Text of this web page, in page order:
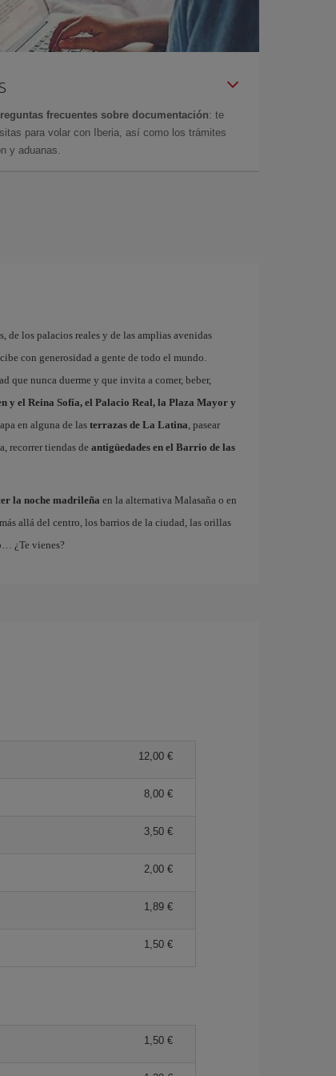
frecuentes sobre documentación: te
para volar con Iberia, así como los trámites
y aduanas.
de los palacios reales y de las amplias avenidas
con generosidad a gente de todo el mundo.
que nunca duerme y que invita a comer, beber,
y el Reina Sofía, el Palacio Real, la Plaza Mayor y
en alguna de las terrazas de La Latina, pasear
recorrer tiendas de antigüedades en el Barrio de las
la noche madrileña en la alternativa Malasaña o en
allá del centro, los barrios de la ciudad, las orillas
¿Te vienes?
12,00 €
8,00 €
3,50 €
2,00 €
1,89 €
1,50 €
1,50 €